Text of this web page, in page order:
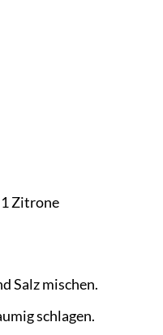
Zitrone
Salz mischen.
schlagen.